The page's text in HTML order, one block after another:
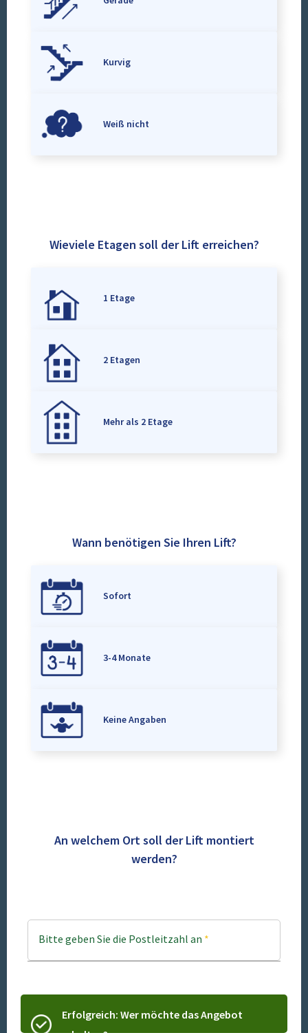
Kurvig
Weiß nicht
Wieviele Etagen soll der Lift erreichen?
1 Etage
2 Etagen
Mehr als 2 Etage
Wann benötigen Sie Ihren Lift?
Sofort
3-4 Monate
Keine Angaben
An welchem Ort soll der Lift montiert
werden?
Bitte geben Sie die Postleitzahl an *
Erfolgreich: Wer möchte das Angebot